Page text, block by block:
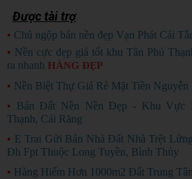
Được tài trợ
• Chủ ngộp bán nền đẹp Vạn Phát Cái
• Nền cực đẹp giá tốt khu Tân Phú
ra nhanh HÀNG ĐẸP
• Nền Biệt Thự Giá Rẻ Mặt Tiền Nguyễn
• Bán Đất Nền Nền Đẹp - Khu Vực
Thạnh, Cái Răng
• E Trai Gửi Bán Nhà Đất Nhà Trệt
Đh Fpt Thuộc Long Tuyền, Bình Thủy
• Hàng Hiếm Hơn 1000m2 Đất Trung